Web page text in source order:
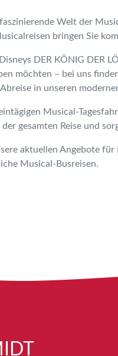
Welt der
bringen Sie
DER KÖNIG DER
möchten – bei uns
in unseren
Musical-
gesamten Reise und
aktuellen Angebote
Musical-Busreisen.